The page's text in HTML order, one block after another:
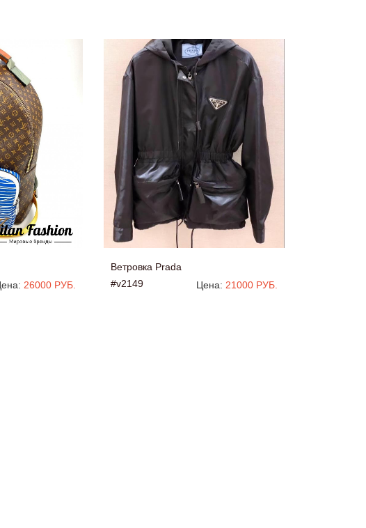
26000 РУБ.
Ветровка Prada
#v2149
Цена: 21000 РУБ.